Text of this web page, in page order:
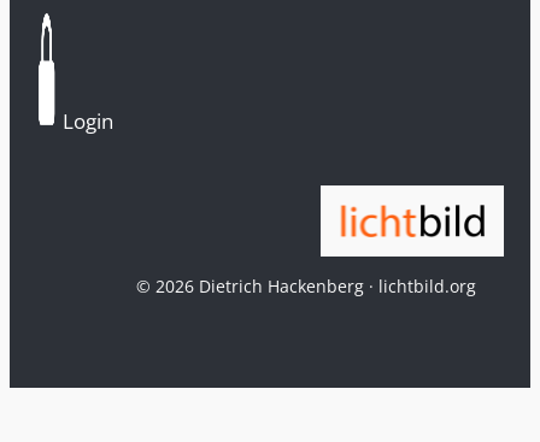
Login
© 2026 Dietrich Hackenberg · lichtbild.org